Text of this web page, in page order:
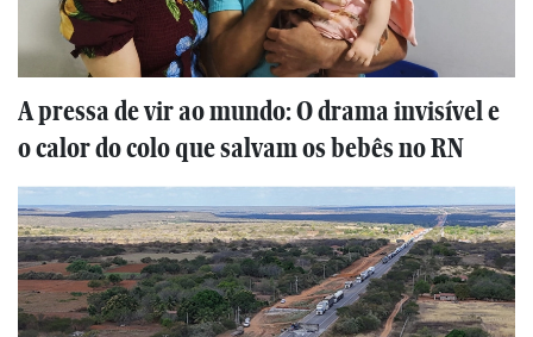
A pressa de vir ao mundo: O drama invisível e
o calor do colo que salvam os bebês no RN